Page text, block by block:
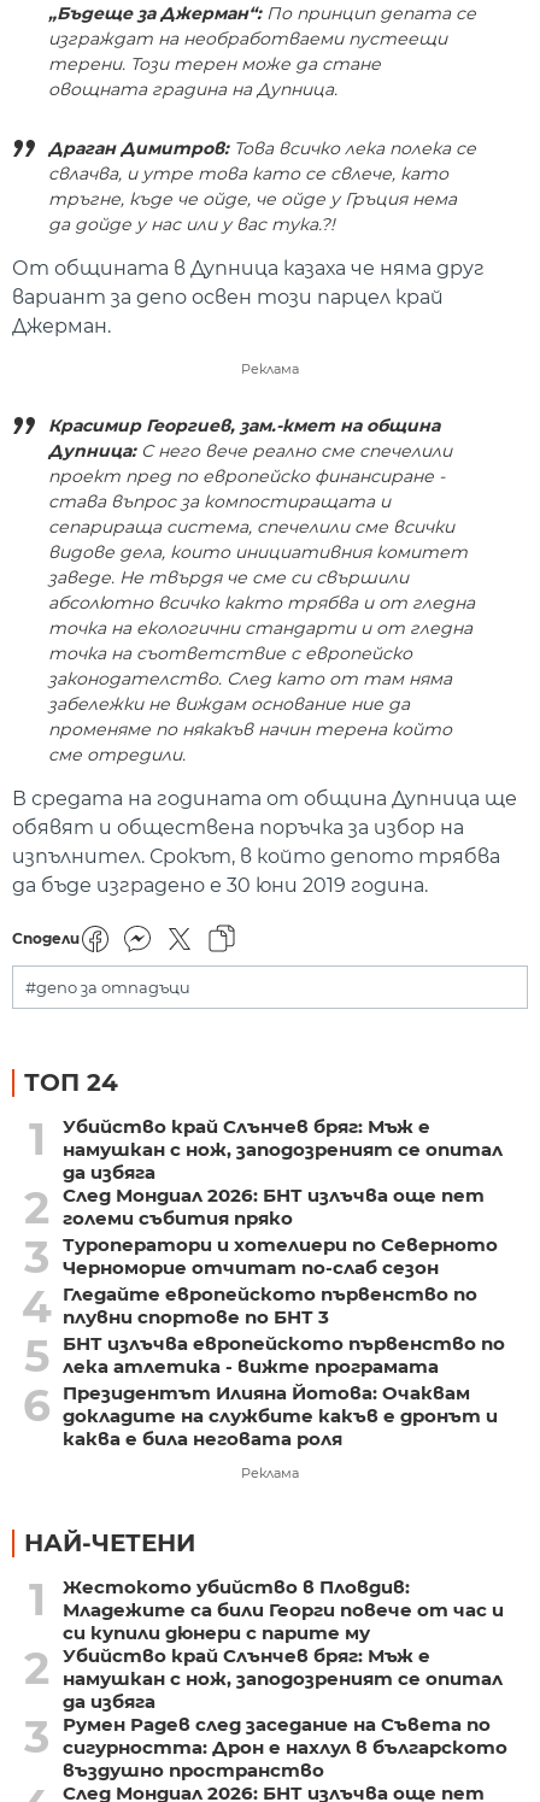
„Бъдеще за Джерман“: По принцип депата се
изграждат на необработваеми пустеещи
терени. Този терен може да стане
овощната градина на Дупница.
Драган Димитров: Това всичко лека полека се
свлачва, и утре това като се свлече, като
тръгне, къде че ойде, че ойде у Гръция нема
да дойде у нас или у вас тука.?!
От общината в Дупница казаха че няма друг
вариант за депо освен този парцел край
Джерман.
Реклама
Красимир Георгиев, зам.-кмет на община
Дупница: С него вече реално сме спечелили
проект пред по европейско финансиране -
става въпрос за компостиращата и
сепарираща система, спечелили сме всички
видове дела, които инициативния комитет
заведе. Не твърдя че сме си свършили
абсолютно всичко както трябва и от гледна
точка на екологични стандарти и от гледна
точка на съответствие с европейско
законодателство. След като от там няма
забележки не виждам основание ние да
променяме по някакъв начин терена който
сме отредили.
В средата на годината от община Дупница ще
обявят и обществена поръчка за избор на
изпълнител. Срокът, в който депото трябва
да бъде изградено е 30 юни 2019 година.
Сподели
#депо за отпадъци
ТОП 24
1
Убийство край Слънчев бряг: Мъж е
намушкан с нож, заподозреният се опитал
да избяга
2
След Мондиал 2026: БНТ излъчва още пет
големи събития пряко
3
Туроператори и хотелиери по Северното
Черноморие отчитат по-слаб сезон
4 Гледайте европейското първенство по
плувни спортове по БНТ 3
5
БНТ излъчва европейското първенство по
лека атлетика - вижте програмата
6
Президентът Илияна Йотова: Очаквам
докладите на службите какъв е дронът и
каква е била неговата роля
Реклама
НАЙ-ЧЕТЕНИ
1
Жестокото убийство в Пловдив:
Младежите са били Георги повече от час и
си купили дюнери с парите му
2
Убийство край Слънчев бряг: Мъж е
намушкан с нож, заподозреният се опитал
да избяга
3
Румен Радев след заседание на Съвета по
сигурността: Дрон е нахлул в българското
въздушно пространство
След Мондиал 2026: БНТ излъчва още пет